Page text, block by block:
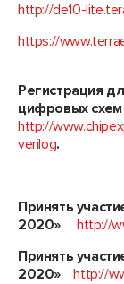
http://de10-
https://
Регистрация
цифровых
http://
verilog.
Принять
2020»
http://
Принять
2020»
http://